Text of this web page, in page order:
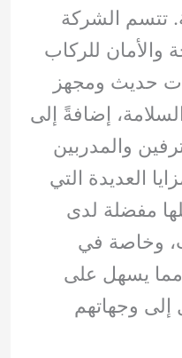
تتسم الشركة
والأمان للركاب
حديث ومجهز
إضافةً إلى
والمدربين
العديدة التي
مفضلة لدى
وخاصة في
مما يسهل على
إلى وجهاتهم